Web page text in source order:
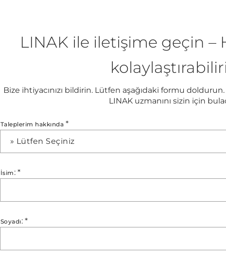
LINAK ile iletişime geçin –
Bize ihtiyacınızı bildirin. Lütfen aşağıdaki formu
LINAK uzmanını sizin için
Taleplerim hakkında *
» Lütfen Seçiniz
İsim : *
Soyadı: *